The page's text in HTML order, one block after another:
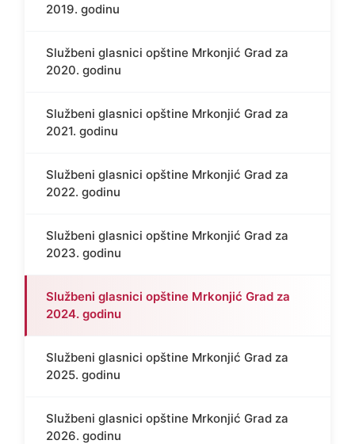
2019. godinu
Službeni glasnici opštine Mrkonjić Grad za
2020. godinu
Službeni glasnici opštine Mrkonjić Grad za
2021. godinu
Službeni glasnici opštine Mrkonjić Grad za
2022. godinu
Službeni glasnici opštine Mrkonjić Grad za
2023. godinu
Službeni glasnici opštine Mrkonjić Grad za
2024. godinu
Službeni glasnici opštine Mrkonjić Grad za
2025. godinu
Službeni glasnici opštine Mrkonjić Grad za
2026. godinu